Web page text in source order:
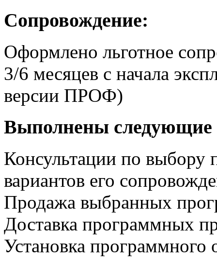
Сопровождение:
Оформлено льготное
3/6 месяцев с начала
версии ПРОФ)
Выполнены следующие
Консультации по выбору
вариантов его
Продажа выбранных
Доставка программных
Установка